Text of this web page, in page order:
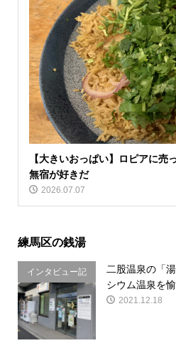
【大きいおっぱい】ロピアに売
無宿が好きだ
2026.07.07
練馬区の銭湯
インタビュー記
事
二股温泉の「
シウム温泉を
2021.12.18